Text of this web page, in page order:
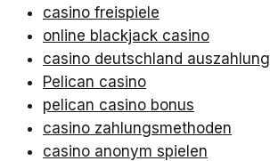
casino freispiele
online blackjack casino
casino deutschland auszahlung
Pelican casino
pelican casino bonus
casino zahlungsmethoden
casino anonym spielen